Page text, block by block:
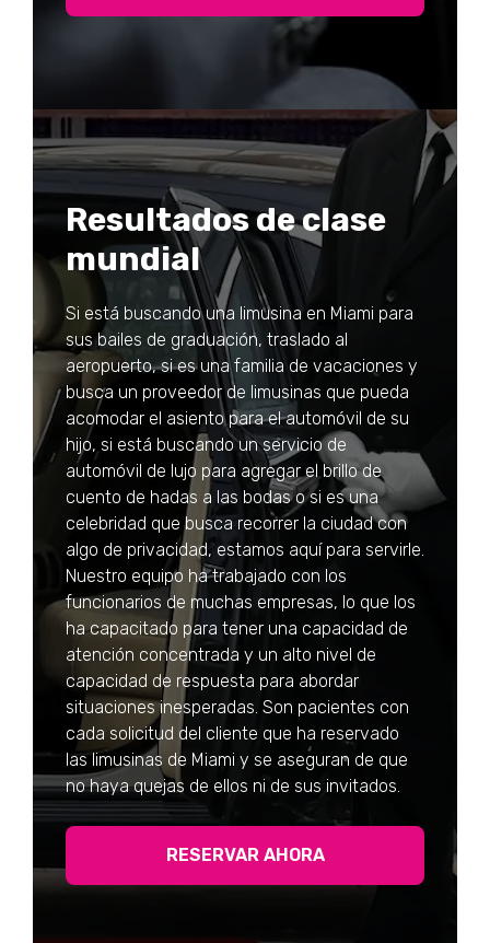
Resultados de clase
mundial
Si está buscando una limusina en Miami para
sus bailes de graduación, traslado al
aeropuerto, si es una familia de vacaciones y
busca un proveedor de limusinas que pueda
acomodar el asiento para el automóvil de su
hijo, si está buscando un servicio de
automóvil de lujo para agregar el brillo de
cuento de hadas a las bodas o si es una
celebridad que busca recorrer la ciudad con
algo de privacidad, estamos aquí para servirle.
Nuestro equipo ha trabajado con los
funcionarios de muchas empresas, lo que los
ha capacitado para tener una capacidad de
atención concentrada y un alto nivel de
capacidad de respuesta para abordar
situaciones inesperadas. Son pacientes con
cada solicitud del cliente que ha reservado
las limusinas de Miami y se aseguran de que
no haya quejas de ellos ni de sus invitados.
RESERVAR AHORA